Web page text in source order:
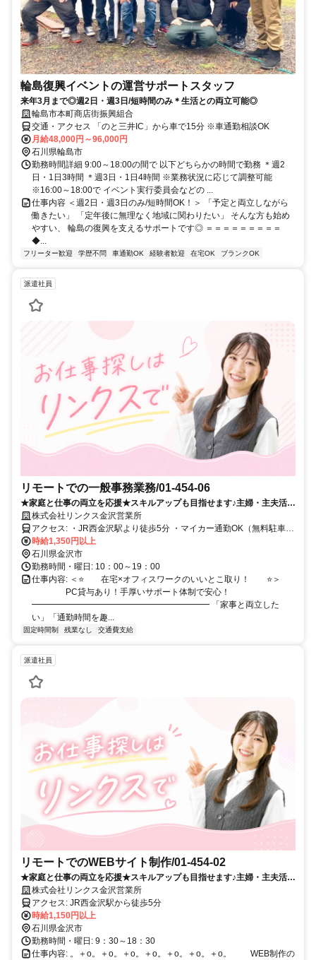
輪島復興イベントの運営サポートスタッフ
来年3月まで◎週2日・週3日/短時間のみ＊生活との両立可能◎
輪島市本町商店街振興組合
交通・アクセス 「のと三井IC」から車で15分 ※車通勤相談OK
月給48,000円～96,000円
石川県輪島市
勤務時間詳細 9:00～18:00の間で 以下どちらかの時間で勤務 ＊週2
日・1日3時間 ＊週3日・1日4時間 ※業務状況に応じて調整可能
※16:00～18:00で イベント実行委員会などの ...
仕事内容 ＜週2日・週3日のみ/短時間OK！＞ 「予定と両立しながら
働きたい」 「定年後に無理なく地域に関わりたい」 そんな方も始め
やすい、 輪島の復興を支えるサポートです◎ ＝＝＝＝＝＝＝＝＝
◆...
フリーター歓迎 学歴不問 車通勤OK 経験者歓迎 在宅OK ブランクOK
派遣社員
リモートでの一般事務業務/01-454-06
★家庭と仕事の両立を応援★スキルアップも目指せます♪主婦・主夫活躍
中です!!
株式会社リンクス金沢営業所
アクセス: ・JR西金沢駅より徒歩5分 ・マイカー通勤OK（無料駐車場
完備）
時給1,350円以上
石川県金沢市
勤務時間・曜日: 10：00～19：00
仕事内容: ＜⭐️ 在宅×オフィスワークのいいとこ取り！ ⭐️＞
PC貸与あり！手厚いサポート体制で安心！
━━━━━━━━━━━━━━━━━━━━━ 「家事と両立した
い」「通勤時間を趣...
固定時間制 残業なし 交通費支給
派遣社員
リモートでのWEBサイト制作/01-454-02
★家庭と仕事の両立を応援★スキルアップも目指せます♪主婦・主夫活躍
中です!!
株式会社リンクス金沢営業所
アクセス: JR西金沢駅から徒歩5分
時給1,150円以上
石川県金沢市
勤務時間・曜日: 9：30～18：30
仕事内容: 。＋o。＋o。＋o。＋o。＋o。＋o。＋o。 WEB制作の